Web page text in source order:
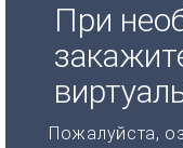
При
Пожалуйста,